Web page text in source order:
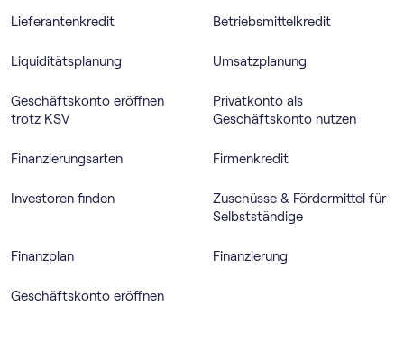
Lieferantenkredit Betriebsmittelkredit
Liquiditätsplanung Umsatzplanung
Geschäftskonto eröffnen
trotz KSV
Privatkonto als
Geschäftskonto nutzen
Finanzierungsarten Firmenkredit
Investoren finden
Zuschüsse & Fördermittel für
Selbstständige
Finanzplan Finanzierung
Geschäftskonto eröffnen